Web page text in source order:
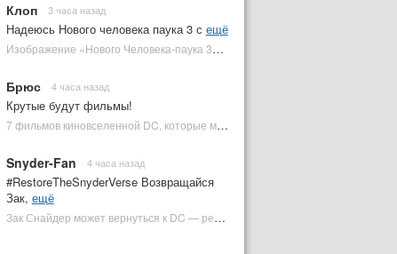
Клоп 3 часа назад
Надеюсь Нового человека паука 3 с ещё
Изображение «Нового Человека-паука 3» подтвердило Зловещую шестерку | Plugged In Ru
Брюс 4 часа назад
Крутые будут фильмы!
7 фильмов киновселенной DC, которые может снять Зак Снайдер | Plugged In Ru
Snyder-Fan 4 часа назад
#RestoreTheSnyderVerse Возвращайся
Зак, ещё
Зак Снайдер может вернуться к DC — режиссер общался с Warner Bros. (фото) | Plugged In Ru